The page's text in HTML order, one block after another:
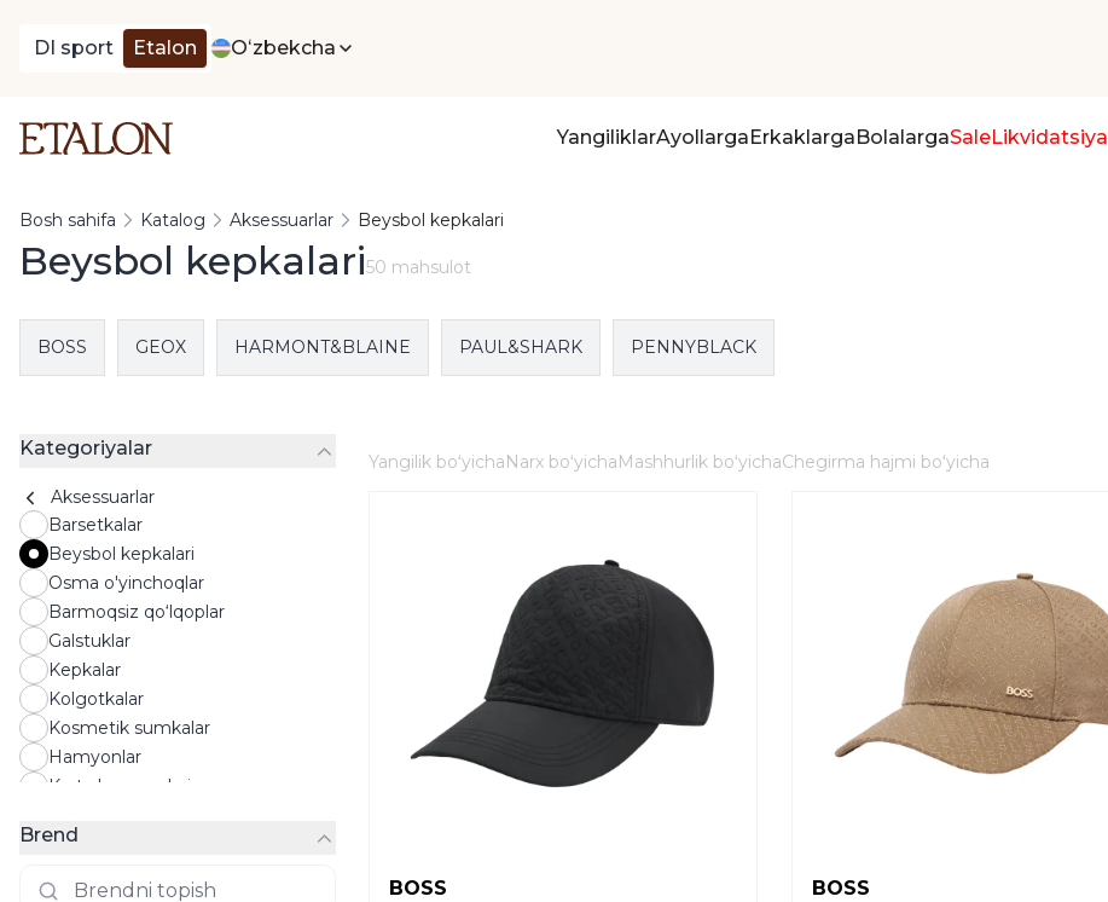
DI sport Etalon Oʻzbekcha
YangiliklarAyollargaErkaklargaBolalargaSaleLikvidatsiya
Bosh sahifa Katalog Aksessuarlar Beysbol kepkalari
Beysbol kepkalari50 mahsulot
BOSS GEOX HARMONT&BLAINE PAUL&SHARK PENNYBLACK
Kategoriyalar
Aksessuarlar
Barsetkalar
Beysbol kepkalari
Osma o'yinchoqlar
Barmoqsiz qo‘lqoplar
Galstuklar
Kepkalar
Kolgotkalar
Kosmetik sumkalar
Hamyonlar
Karta hamyonlari
Quyosh ko‘zoynaklari
Brend
Yangilik boʻyichaNarx boʻyichaMashhurlik boʻyichaChegirma hajmi boʻyicha
BOSS
BOSS